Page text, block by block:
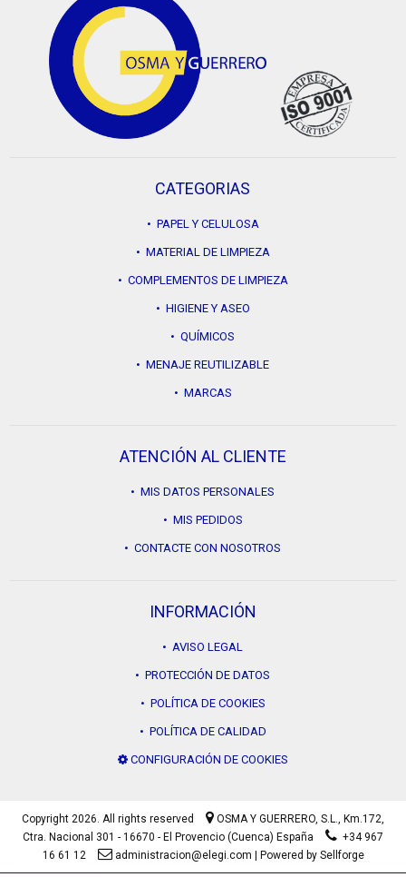
CATEGORIAS
• PAPEL Y CELULOSA
• MATERIAL DE LIMPIEZA
• COMPLEMENTOS DE LIMPIEZA
• HIGIENE Y ASEO
• QUÍMICOS
• MENAJE REUTILIZABLE
• MARCAS
ATENCIÓN AL CLIENTE
• MIS DATOS PERSONALES
• MIS PEDIDOS
• CONTACTE CON NOSOTROS
INFORMACIÓN
• AVISO LEGAL
• PROTECCIÓN DE DATOS
• POLÍTICA DE COOKIES
• POLÍTICA DE CALIDAD
CONFIGURACIÓN DE COOKIES
Copyright 2026. All rights reserved OSMA Y GUERRERO, S.L., Km.172,
Ctra. Nacional 301 - 16670 - El Provencio (Cuenca) España
+34 967
16 61 12
administracion@elegi.com Powered by Sellforge